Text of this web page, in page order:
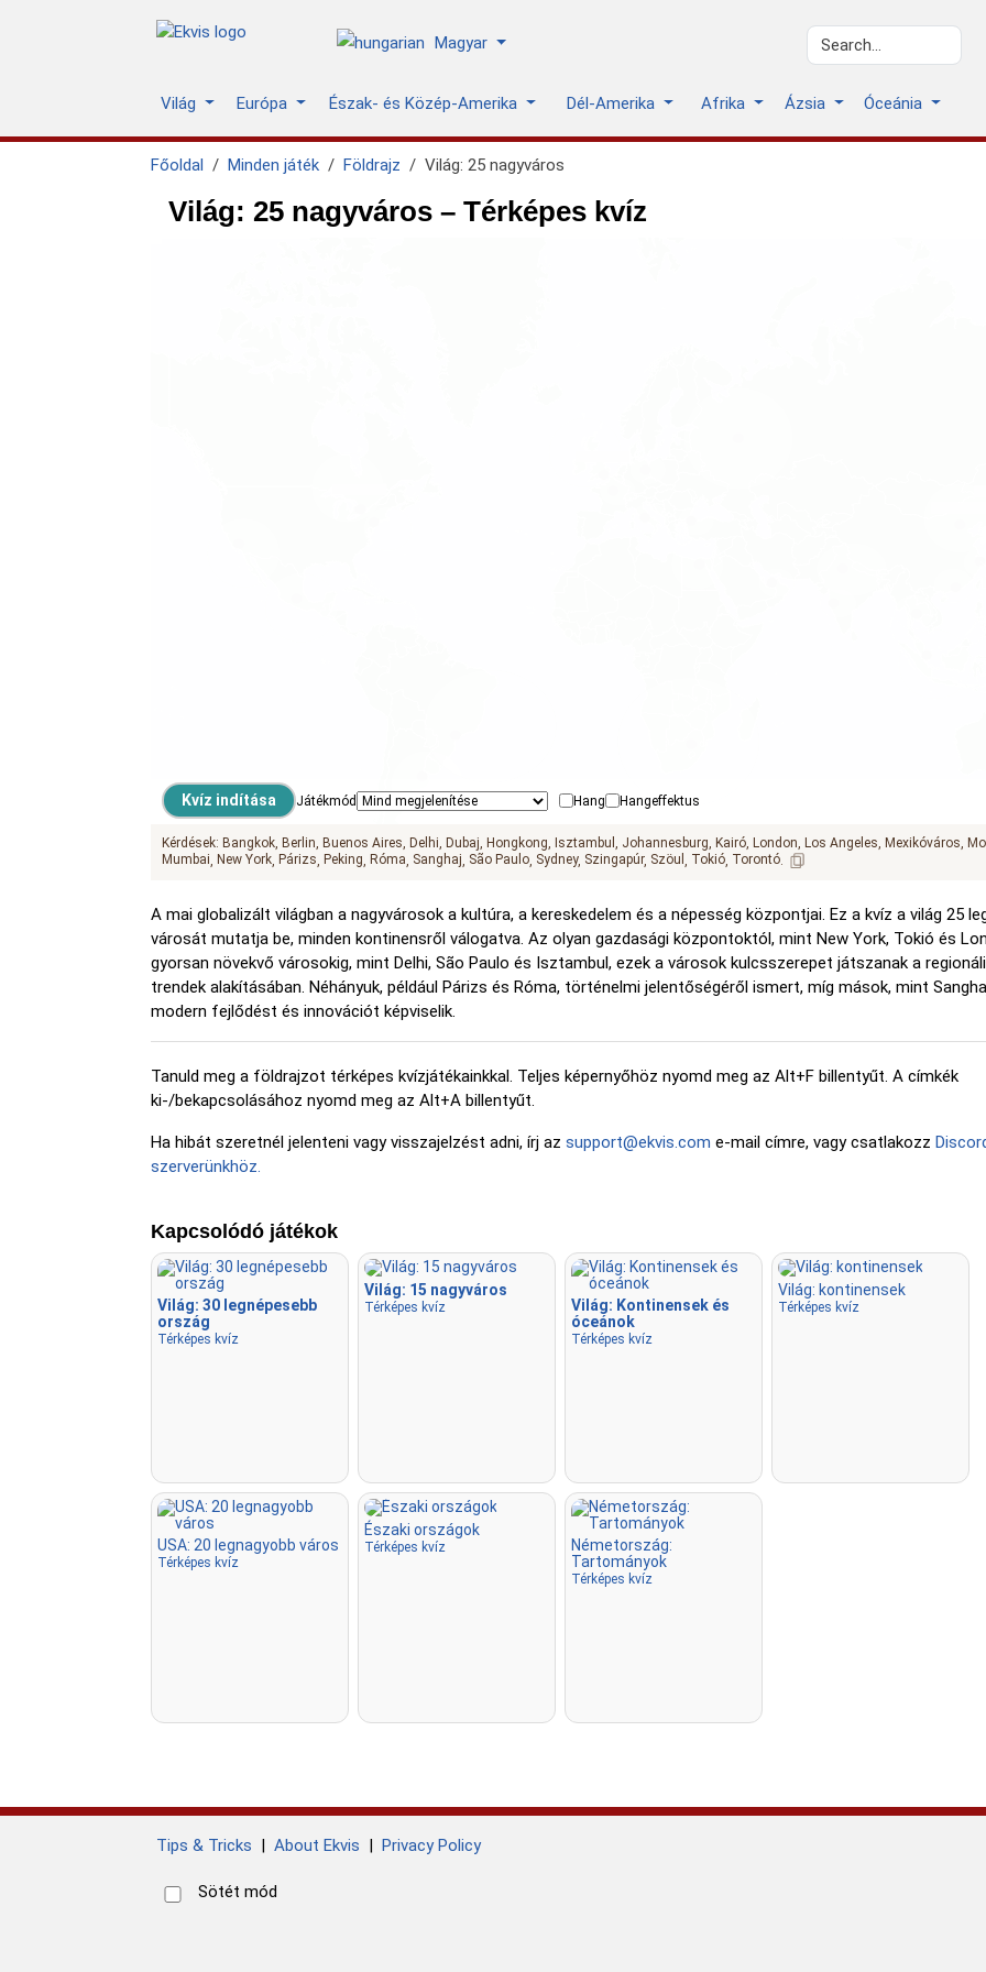
Magyar
Világ Európa Észak- és Közép-Amerika Dél-Amerika Afrika Ázsia Óceánia
Főoldal Minden játék Földrajz Világ: 25 nagyváros
Világ: 25 nagyváros – Térképes kvíz
Játékmód Hang Hangeffektus
Kérdések: Bangkok Berlin Buenos Aires Delhi Dubaj Hongkong Isztambul Johannesburg Kairó London Los Angeles Mexikóváros
Mumbai
New York Párizs Peking Róma Sanghaj São Paulo Sydney Szingapúr Szöul Tokió Torontó
A mai globalizált világban a nagyvárosok a kultúra, a kereskedelem és a népesség központjai. Ez a kvíz a világ 25
városát mutatja be, minden kontinensről válogatva. Az olyan gazdasági központoktól, mint New York, Tokió és
gyorsan növekvő városokig, mint Delhi, São Paulo és Isztambul, ezek a városok kulcsszerepet játszanak a
trendek alakításában. Néhányuk, például Párizs és Róma, történelmi jelentőségéről ismert, míg mások, mint
modern fejlődést és innovációt képviselik.
Tanuld meg a földrajzot térképes kvízjátékainkkal. Teljes képernyőhöz nyomd meg az Alt+F billentyűt. A címkék
ki-/bekapcsolásához nyomd meg az Alt+A billentyűt.
Ha hibát szeretnél jelenteni vagy visszajelzést adni, írj az support@ekvis.com e-mail címre, vagy csatlakozz
szerverünkhöz.
Kapcsolódó játékok
Világ: 30 legnépesebb
ország
Térképes kvíz
Világ: 15 nagyváros
Térképes kvíz
Világ: Kontinensek és
óceánok
Térképes kvíz
Világ: kontinensek
Térképes kvíz
USA: 20 legnagyobb város
Térképes kvíz
Északi országok
Térképes kvíz
Németország:
Tartományok
Térképes kvíz
Tips & Tricks About Ekvis Privacy Policy
Sötét mód